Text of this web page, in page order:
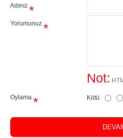
Adınız
Yorumunuz
Not:
Oylama Kötü